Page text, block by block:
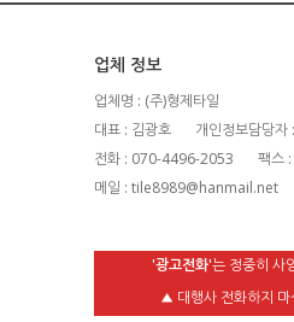
업체 정보
업체명 : (주)형제타일
대표 : 김광호
개인정보담당자
전화 : 070-4496-2053
팩스
메일 : tile8989@hanmail.net
'광고전화'는 정중히 사
▲ 대행사 전화하지 마